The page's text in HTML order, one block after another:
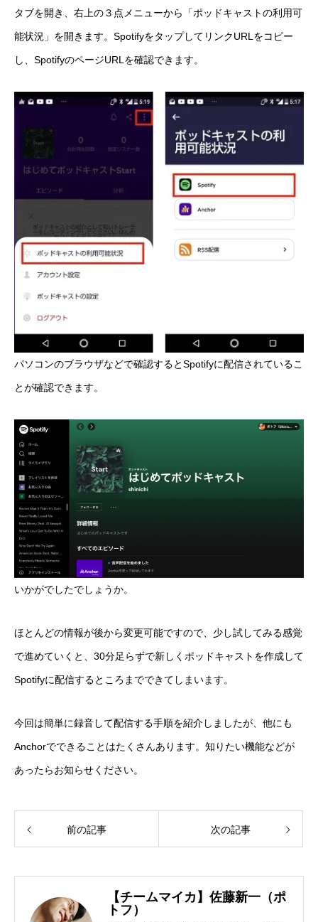
タブを開き、右上の３点メニューから「ポッドキャストの利用可
能状況」を開きます。SpotifyをタップしてリンクURLをコピー
し、SpotifyのページURLを確認できます。
パソコンのブラウザなどで確認するとSpotifyに配信されているこ
とが確認できます。
いかがでしたでしょうか。
ほとんどの情報が後から変更可能ですので、少し試してみる感覚
で進めていくと、30分足らずで新しくポッドキャストを作成して
Spotifyに配信するところまでできてしまいます。
今回は簡単に録音して配信する手順を紹介しましたが、他にも
Anchorでできることはたくさんあります。知りたい機能などが
あったらお知らせください。
前の記事 次の記事
【チームマイカ】佐藤新一（ポ
トフ）